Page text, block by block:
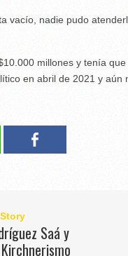
vacío, nadie pudo
millones y tenía
en abril de 2021 y aún
Saá y